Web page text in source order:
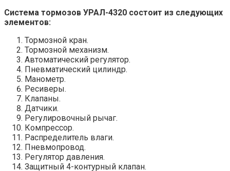
Система тормозов УРАЛ-4320 состоит из следующих
элементов:
Тормозной кран.
Тормозной механизм.
Автоматический регулятор.
Пневматический цилиндр.
Манометр.
Ресиверы.
Клапаны.
Датчики.
Регулировочный рычаг.
Компрессор.
Распределитель влаги.
Пневмопровод.
Регулятор давления.
Защитный 4-контурный клапан.